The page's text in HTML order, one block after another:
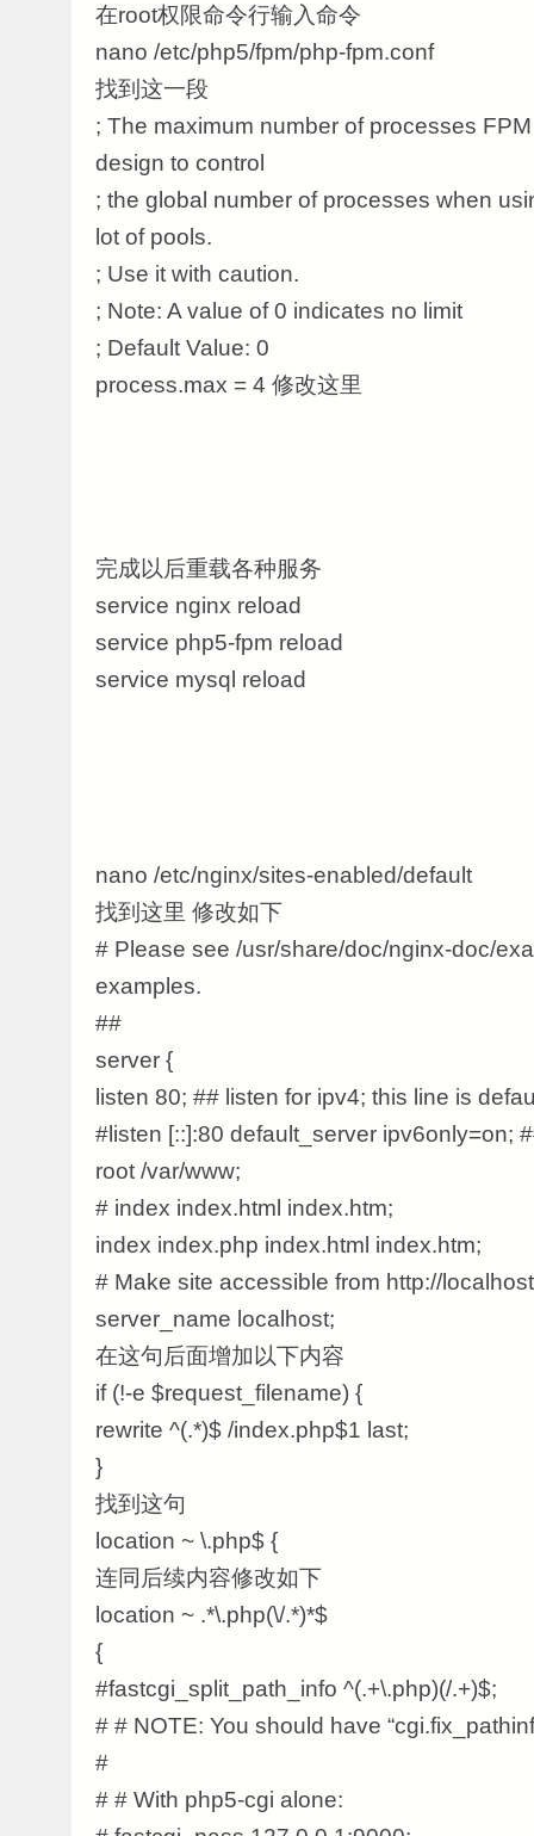
在root权限命令行输入命令
nano /etc/php5/fpm/php-fpm.conf
找到这一段
; The maximum number of processes
design to control
; the global number of processes when
lot of pools.
; Use it with caution.
; Note: A value of 0 indicates no limit
; Default Value: 0
process.max = 4 修改这里
完成以后重载各种服务
service nginx reload
service php5-fpm reload
service mysql reload
nano /etc/nginx/sites-enabled/default
找到这里 修改如下
# Please see /usr/share/doc/nginx-doc/
examples.
##
server {
listen 80; ## listen for ipv4; this line is
#listen [::]:80 default_server ipv6only=on;
root /var/www;
# index index.html index.htm;
index index.php index.html index.htm;
# Make site accessible from http://
server_name localhost;
在这句后面增加以下内容
if (!-e $request_filename) {
rewrite ^(.*)$ /index.php$1 last;
}
找到这句
location ~ \.php$ {
连同后续内容修改如下
location ~ .*\.php(\/.*)*$
{
#fastcgi_split_path_info ^(.+\.php)(/.+)$;
# # NOTE: You should have
#
# # With php5-cgi alone: